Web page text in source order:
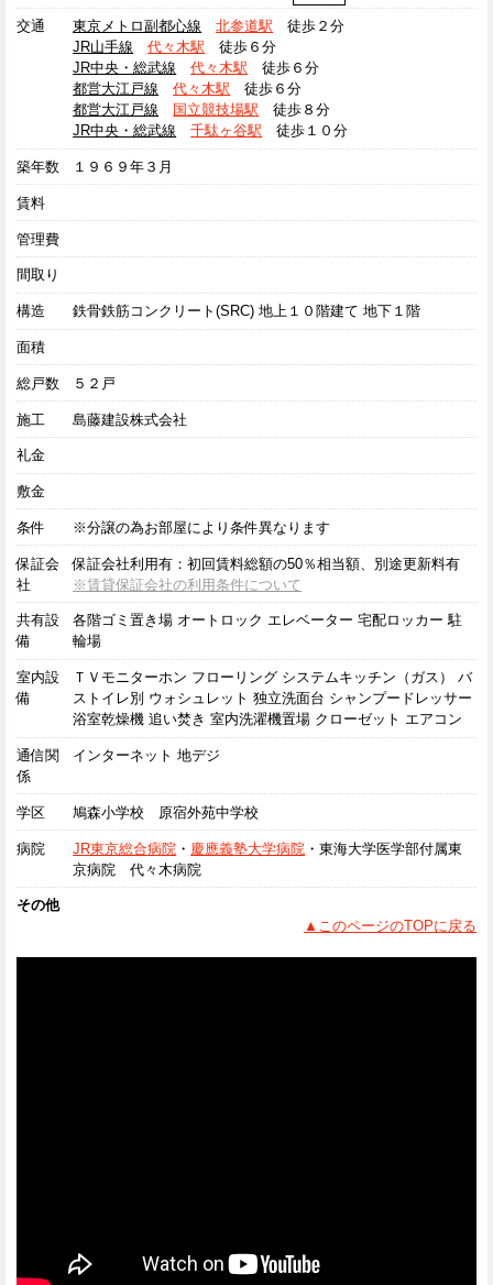
交通 東京メトロ副都心線 北参道駅 徒歩２分
JR山手線
代々木駅 徒歩６分
JR中央・総武線
代々木駅 徒歩６分
都営大江戸線
代々木駅 徒歩６分
都営大江戸線
国立競技場駅 徒歩８分
JR中央・総武線
千駄ヶ谷駅 徒歩１０分
築年数 １９６９年３月
賃料
管理費
間取り
構造 鉄骨鉄筋コンクリート(SRC) 地上１０階建て 地下１階
面積
総戸数 ５２戸
施工 島藤建設株式会社
礼金
敷金
条件 ※分譲の為お部屋により条件異なります
保証会
社
保証会社利用有：初回賃料総額の50％相当額、別途更新料有
※賃貸保証会社の利用条件について
共有設
備
各階ゴミ置き場 オートロック エレベーター 宅配ロッカー 駐
輪場
室内設
備
ＴＶモニターホン フローリング システムキッチン（ガス） バ
ストイレ別 ウォシュレット 独立洗面台 シャンプードレッサー
浴室乾燥機 追い焚き 室内洗濯機置場 クローゼット エアコン
通信関
係
インターネット 地デジ
学区 鳩森小学校 原宿外苑中学校
病院 JR東京総合病院 ・ 慶應義塾大学病院 ・東海大学医学部付属東
京病院 代々木病院
その他
▲このページのTOPに戻る